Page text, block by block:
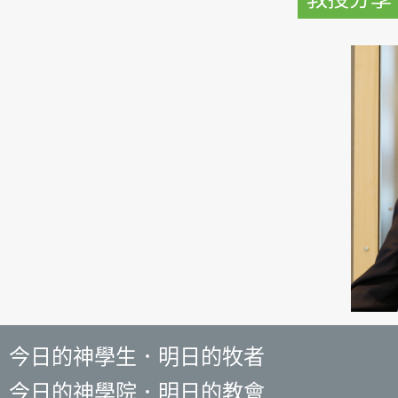
今日的神學生．明日的牧者
今日的神學院．明日的教會